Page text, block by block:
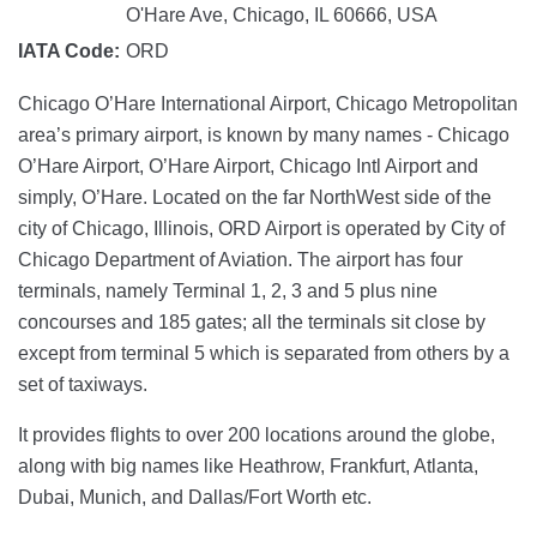
O'Hare Ave, Chicago, IL 60666, USA
IATA Code: ORD
Chicago O’Hare International Airport, Chicago Metropolitan
area’s primary airport, is known by many names - Chicago
O’Hare Airport, O’Hare Airport, Chicago Intl Airport and
simply, O’Hare. Located on the far NorthWest side of the
city of Chicago, Illinois, ORD Airport is operated by City of
Chicago Department of Aviation. The airport has four
terminals, namely Terminal 1, 2, 3 and 5 plus nine
concourses and 185 gates; all the terminals sit close by
except from terminal 5 which is separated from others by a
set of taxiways.
It provides flights to over 200 locations around the globe,
along with big names like Heathrow, Frankfurt, Atlanta,
Dubai, Munich, and Dallas/Fort Worth etc.